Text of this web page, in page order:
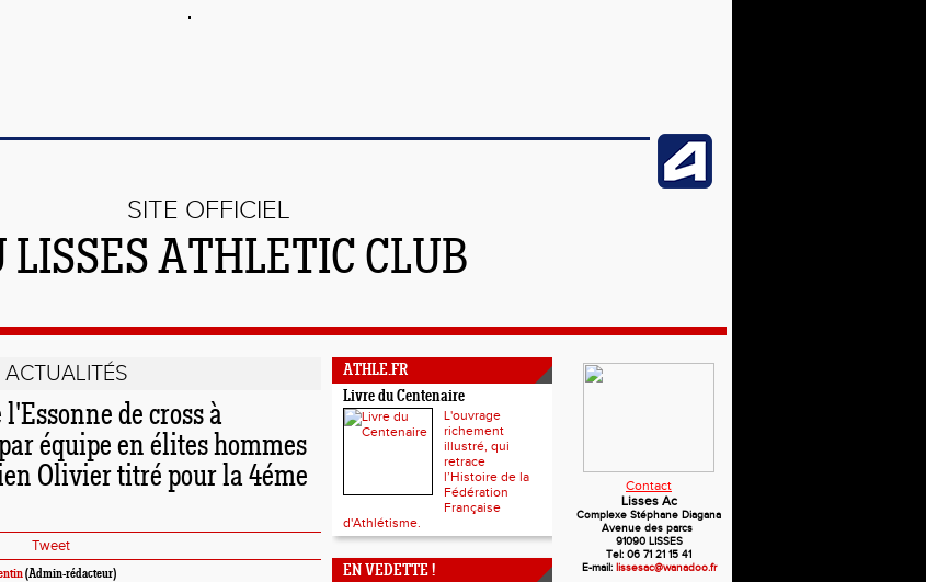
SITE OFFICIEL
LISSES ATHLETIC CLUB
ACTUALITÉS
de cross à
équipe en élites hommes
Olivier titré pour la 4éme
Tweet
(Admin-rédacteur)
ATHLE.FR
Livre du Centenaire
L'ouvrage
richement
illustré, qui
retrace
l’Histoire de la
Fédération
Française
d'Athlétisme.
EN VEDETTE !
Contact
Lisses Ac
Complexe Stéphane Diagana
Avenue des parcs
91090 LISSES
Tel: 06 71 21 15 41
E-mail: lissesac@wanadoo.fr